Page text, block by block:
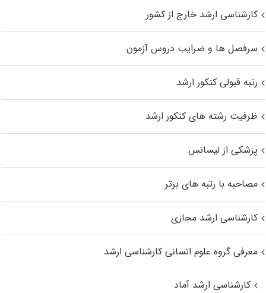
کارشناسی ارشد خارج از کشور
سرفصل ها و ضرایب دروس آزمون
رتبه قبولی کنکور ارشد
ظرفیت رشته های کنکور ارشد
پزشکی از لیسانس
مصاحبه با رتبه های برتر
کارشناسی ارشد مجازی
معرفی گروه علوم انسانی کارشناسی ارشد
کارشناسی ارشد آماد